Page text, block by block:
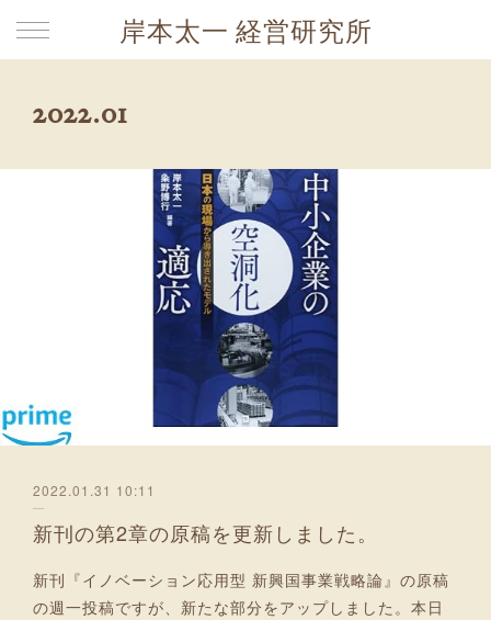
岸本太一 経営研究所
2022.01
2022.01.31 10:11
新刊の第2章の原稿を更新しました。
新刊『イノベーション応用型 新興国事業戦略論』の原稿
の週一投稿ですが、新たな部分をアップしました。本日